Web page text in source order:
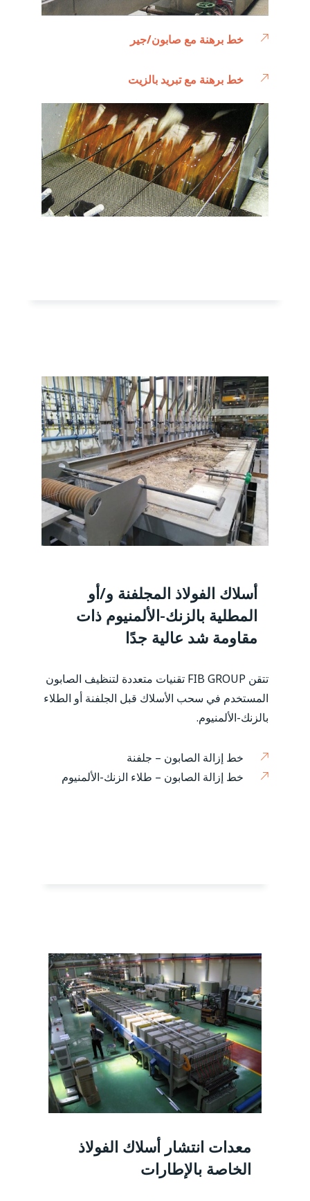
خط برهنة مع صابون/جير
خط برهنة مع تبريد بالزيت
أسلاك الفولاذ المجلفنة و/أو
المطلية بالزنك-الألمنيوم ذات
مقاومة شد عالية جدًا
تتقن FIB GROUP تقنيات متعددة لتنظيف الصابون
المستخدم في سحب الأسلاك قبل الجلفنة أو الطلاء
بالزنك-الألمنيوم.
خط إزالة الصابون – جلفنة
خط إزالة الصابون – طلاء الزنك-الألمنيوم
معدات انتشار أسلاك الفولاذ
الخاصة بالإطارات